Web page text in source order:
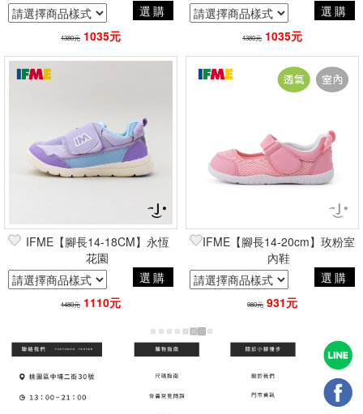
選購
1380元 1035元
選購
1380元 1035元
IFME【腳長14-18CM】永恆
花園
選購
1480元 1110元
IFME【腳長14-20cm】玫粉室
內鞋
選購
980元 931元